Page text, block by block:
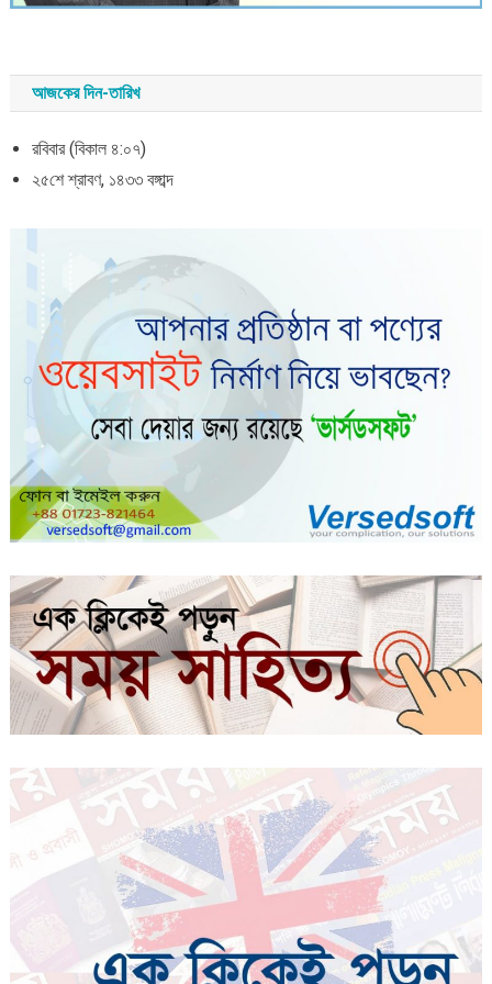
আজকের দিন-তারিখ
রবিবার (বিকাল ৪:০৭)
২৫শে শ্রাবণ, ১৪৩৩ বঙ্গাব্দ